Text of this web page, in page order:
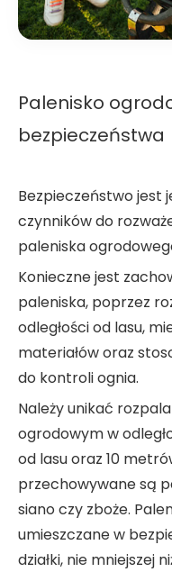
Palenisko
bezpieczeństwa
Bezpieczeństwo jest
czynników do
paleniska
Konieczne jest
paleniska, poprzez
odległości od lasu,
materiałów oraz
do kontroli ognia.
Należy unikać
ogrodowym w
od lasu oraz 10
przechowywane są
siano czy zboże.
umieszczane w
działki, nie mniejszej